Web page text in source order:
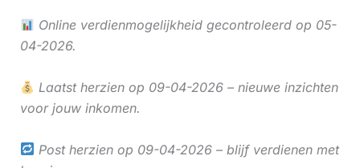
Online verdienmogelijkheid gecontroleerd op 05-
04-2026.
Laatst herzien op 09-04-2026 – nieuwe inzichten
voor jouw inkomen.
Post herzien op 09-04-2026 – blijf verdienen met